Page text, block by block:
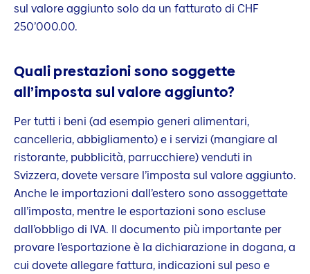
sul valore aggiunto solo da un fatturato di CHF
250’000.00.
Quali prestazioni sono soggette
all’imposta sul valore aggiunto?
Per tutti i beni (ad esempio generi alimentari,
cancelleria, abbigliamento) e i servizi (mangiare al
ristorante, pubblicità, parrucchiere) venduti in
Svizzera, dovete versare l’imposta sul valore aggiunto.
Anche le importazioni dall’estero sono assoggettate
all’imposta, mentre le esportazioni sono escluse
dall’obbligo di IVA. Il documento più importante per
provare l’esportazione è la dichiarazione in dogana, a
cui dovete allegare fattura, indicazioni sul peso e